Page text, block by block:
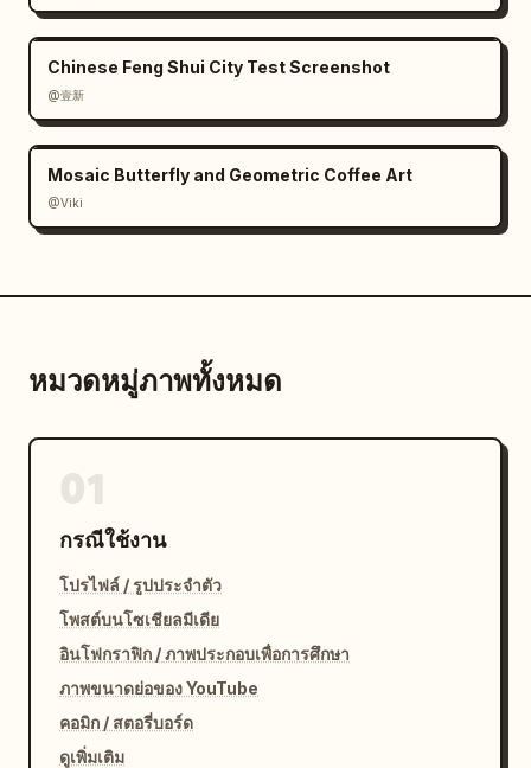
Chinese Feng Shui City Test Screenshot
@壹新
Mosaic Butterfly and Geometric Coffee Art
@Viki
หมวดหมู่ภาพทั้งหมด
กรณีใช้งาน
โปรไฟล์ / รูปประจำตัว
โพสต์บนโซเชียลมีเดีย
อินโฟกราฟิก / ภาพประกอบเพื่อการศึกษา
ภาพขนาดย่อของ YouTube
คอมิก / สตอรี่บอร์ด
ดูเพิ่มเติม